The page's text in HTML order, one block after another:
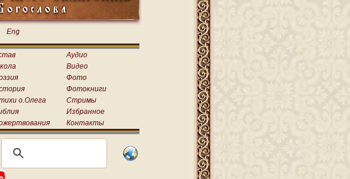
Eng
Аудио
Видео
Фото
Фотокниги
о.Олега
Стримы
Избранное
Контакты